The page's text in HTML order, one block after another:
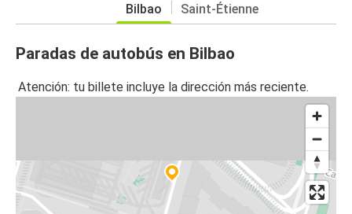
Bilbao Saint-Étienne
Paradas de autobús en Bilbao
Atención: tu billete incluye la dirección más reciente.